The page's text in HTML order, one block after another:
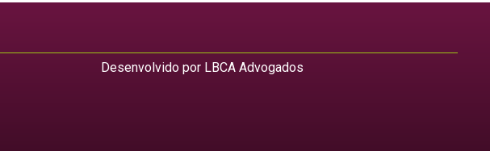
Desenvolvido por LBCA Advogados